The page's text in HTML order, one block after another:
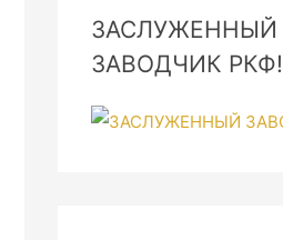
ЗАСЛУЖЕННЫЙ
ЗАВОДЧИК РКФ!